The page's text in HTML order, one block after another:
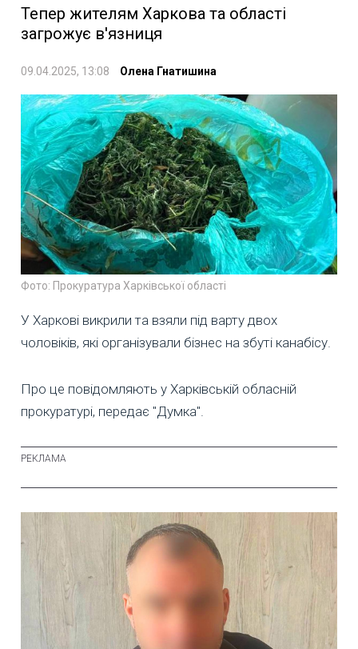
Тепер жителям Харкова та області
загрожує в'язниця
09.04.2025, 13:08 Олена Гнатишина
Фото: Прокуратура Харківської області
У Харкові викрили та взяли під варту двох
чоловіків, які організували бізнес на збуті канабісу.
Про це повідомляють у Харківській обласній
прокуратурі, передає "Думка".